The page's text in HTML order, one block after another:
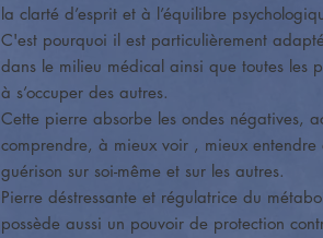
la clarté d’esprit et à l’équilibre
C'est pourquoi il est particulièrement
dans le milieu médical ainsi que toutes les
à s’occuper des autres.
Cette pierre absorbe les ondes négatives,
comprendre, à mieux voir , mieux
guérison sur soi-même et sur les autres.
Pierre déstressante et régulatrice du
possède aussi un pouvoir de protection